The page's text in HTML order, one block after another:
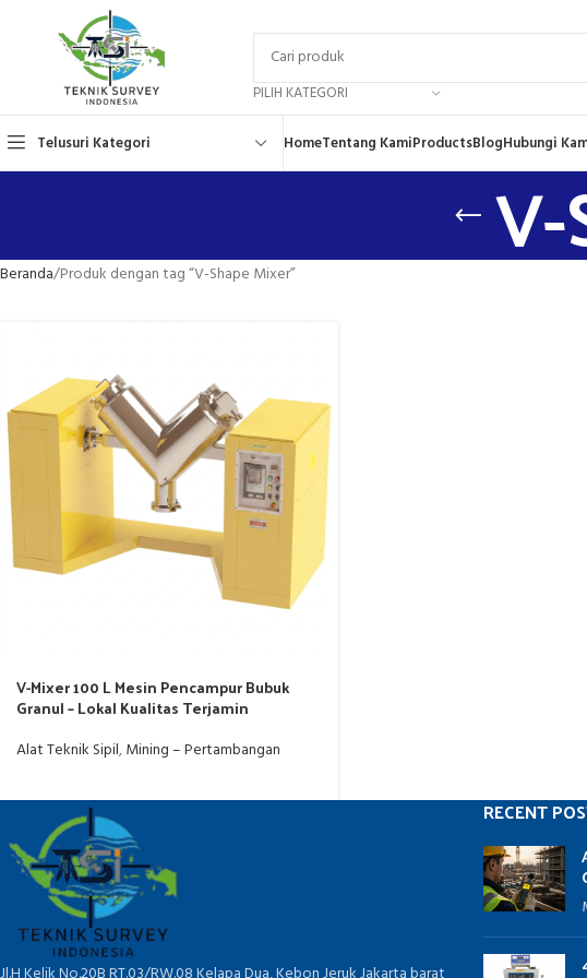
PILIH KATEGORI
Telusuri Kategori HomeTentang KamiProductsBlogHubungi
Beranda Produk dengan tag “V-Shape Mixer”
V-Mixer 100 L Mesin Pencampur Bubuk
Granul – Lokal Kualitas Terjamin
Alat Teknik Sipil,Mining – Pertambangan
RECENT